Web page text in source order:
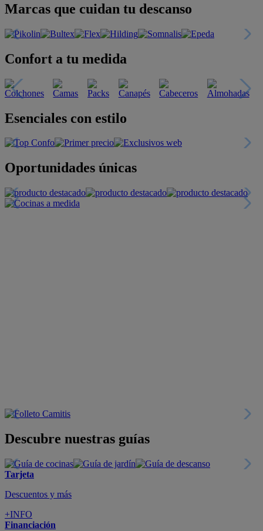
Marcas que cuidan tu descanso
Confort a tu medida
Esenciales con estilo
Oportunidades únicas
Descubre nuestras guías
Tarjeta
Descuentos y más
+INFO
Financiación